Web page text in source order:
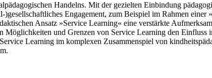
Handelns. Mit der gezielten Einbindung
Engagement, zum Beispiel im Rahmen
Ansatz »Service Learning« eine verstärkte
und Grenzen von Service Learning den Einfluss
Learning im komplexen Zusammenspiel von